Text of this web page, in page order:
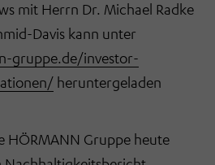
mit Herrn Dr. Michael Radke
Davis kann unter
gruppe.de/investor-
heruntergeladen
HÖRMANN Gruppe heute